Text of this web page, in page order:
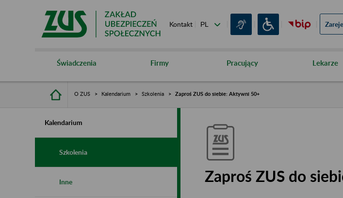
Kontakt
Świadczenia Firmy Pracujący Lekarze
O ZUS Kalendarium Szkolenia Zaproś ZUS do siebie: Aktywni 50+
Kalendarium
Szkolenia
Inne Zaproś ZUS do